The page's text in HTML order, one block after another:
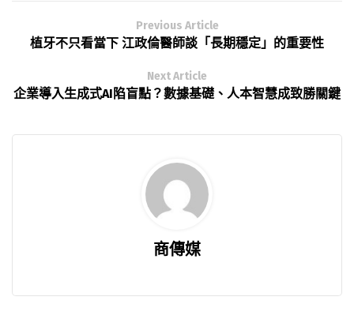
Previous Article
植牙不只看當下 江政倫醫師談「長期穩定」的重要性
Next Article
企業導入生成式AI陷盲點？數據基礎、人本智慧成致勝關鍵
商傳媒